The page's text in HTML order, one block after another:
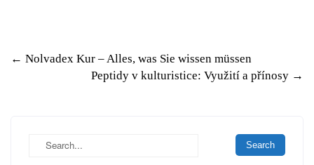
P
← Nolvadex Kur – Alles, was Sie wissen müssen
Peptidy v kulturistice: Využití a přínosy →